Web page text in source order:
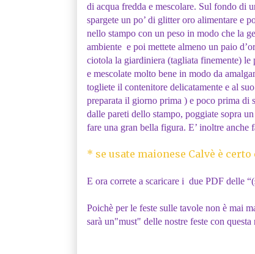
di acqua fredda e mescolare. Sul fondo di
spargete un po’ di glitter oro alimentare e
nello stampo con un peso in modo che la
ambiente e poi mettete almeno un paio
ciotola la giardiniera (tagliata finemente)
e mescolate molto bene in modo da
togliete il contenitore delicatamente e al
preparata il giorno prima ) e poco prima di
dalle pareti dello stampo, poggiate sopra
fare una gran bella figura. E’ inoltre anche
* se usate maionese Calvè è
E ora correte a scaricare i due PDF delle
Poichè per le feste sulle tavole non è mai
sarà un"must" delle nostre feste con